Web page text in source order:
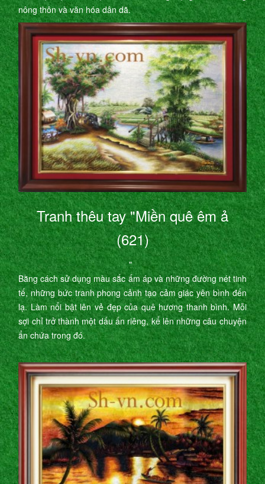
nông thôn và văn hóa dân dã.
Tranh thêu tay "Miền quê êm ả
(621)
"
Bằng cách sử dụng màu sắc ấm áp và những đường nét tinh
tế, những bức tranh phong cảnh tạo cảm giác yên bình đến
lạ. Làm nổi bật lên vẻ đẹp của quê hương thanh bình. Mỗi
sợi chỉ trở thành một dấu ấn riêng, kể lên những câu chuyện
ẩn chứa trong đó.